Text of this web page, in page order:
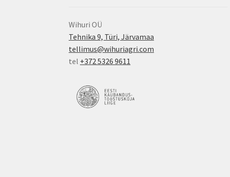
Wihuri OÜ
Tehnika 9, Türi, Järvamaa
tellimus@wihuriagri.com
tel +372 5326 9611